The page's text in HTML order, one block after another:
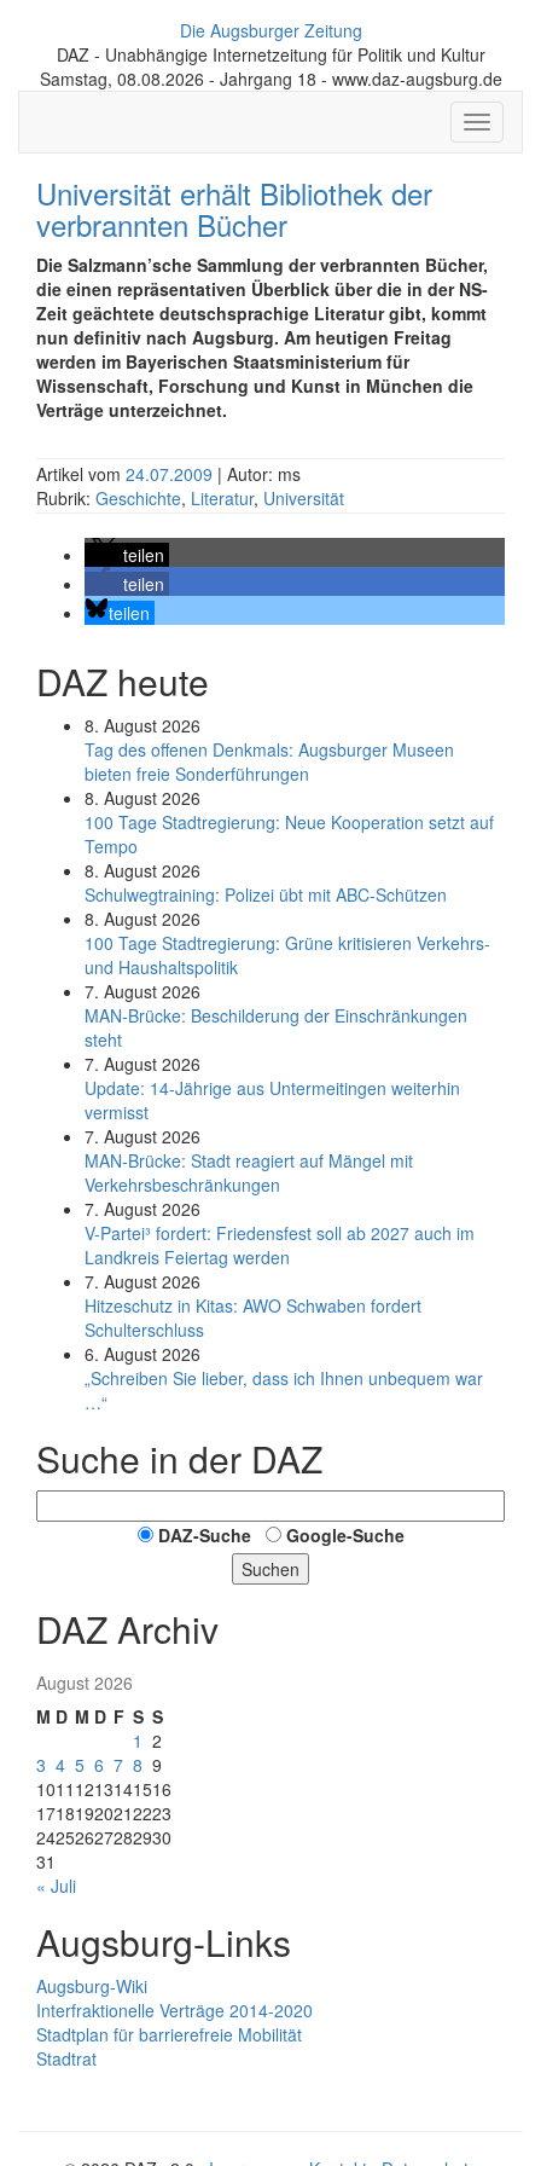
Die Augsburger Zeitung
DAZ - Unabhängige Internetzeitung für Politik und Kultur
Samstag, 08.08.2026 - Jahrgang 18 - www.daz-augsburg.de
Toggle
Universität erhält Bibliothek der
verbrannten Bücher
Die Salzmann’sche Sammlung der verbrannten Bücher,
die einen repräsentativen Überblick über die in der NS-
Zeit geächtete deutschsprachige Literatur gibt, kommt
nun definitiv nach Augsburg. Am heutigen Freitag
werden im Bayerischen Staatsministerium für
Wissenschaft, Forschung und Kunst in München die
Verträge unterzeichnet.
Artikel vom 24.07.2009 | Autor: ms
Rubrik: Geschichte, Literatur, Universität
teilen
teilen
teilen
DAZ heute
8. August 2026
Tag des offenen Denkmals: Augsburger Museen
bieten freie Sonderführungen
8. August 2026
100 Tage Stadtregierung: Neue Kooperation setzt auf
Tempo
8. August 2026
Schul­weg­trai­ning: Poli­zei übt mit ABC-Schüt­zen
8. August 2026
100 Tage Stadtregierung: Grüne kritisieren Verkehrs-
und Haushaltspolitik
7. August 2026
MAN-Brücke: Beschilderung der Einschränkungen
steht
7. August 2026
Update: 14-Jährige aus Untermeitingen weiterhin
vermisst
7. August 2026
MAN-Brücke: Stadt reagiert auf Mängel mit
Verkehrsbeschränkungen
7. August 2026
V-Partei­³ fordert: Friedens­fest soll ab 2027 auch im
Land­kreis Feier­tag werden
7. August 2026
Hitzeschutz in Kitas: AWO Schwaben fordert
Schulterschluss
6. August 2026
„Schreiben Sie lieber, dass ich Ihnen unbequem war
…“
Suche in der DAZ
DAZ-Suche
Google-Suche
Suchen
DAZ Archiv
August 2026
M D M D F S S
1 2
3 4 5 6 7 8 9
1011 1213141516
17181920212223
24252627282930
31
« Juli
Augsburg-Links
Augsburg-Wiki
Interfraktionelle Verträge 2014-2020
Stadtplan für barrierefreie Mobilität
Stadtrat